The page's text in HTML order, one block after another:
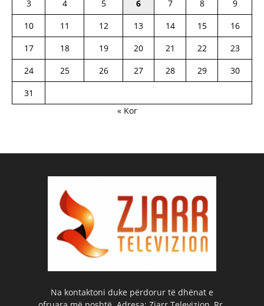
3
4 5 6 7 8
9
10
11 12 13 14 15
16
17
18 19 20 21 22
23
24
25 26 27 28 29
30
31
« Kor
Na kontaktoni duke përdorur të dhënat e